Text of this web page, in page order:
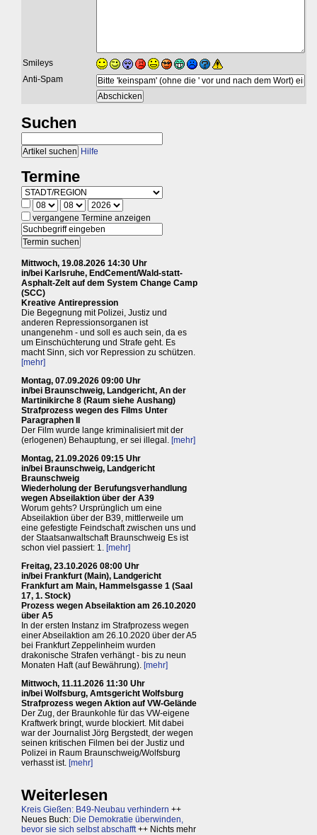
Smileys
Anti-Spam
Suchen
Hilfe
Termine
vergangene Termine anzeigen
Mittwoch, 19.08.2026 14:30 Uhr
in/bei Karlsruhe, EndCement/Wald-statt-
Asphalt-Zelt auf dem System Change Camp
(SCC)
Kreative Antirepression
Die Begegnung mit Polizei, Justiz und
anderen Repressionsorganen ist
unangenehm - und soll es auch sein, da es
um Einschüchterung und Strafe geht. Es
macht Sinn, sich vor Repression zu schützen.
[mehr]
Montag, 07.09.2026 09:00 Uhr
in/bei Braunschweig, Landgericht, An der
Martinikirche 8 (Raum siehe Aushang)
Strafprozess wegen des Films Unter
Paragraphen II
Der Film wurde lange kriminalisiert mit der
(erlogenen) Behauptung, er sei illegal. [mehr]
Montag, 21.09.2026 09:15 Uhr
in/bei Braunschweig, Landgericht
Braunschweig
Wiederholung der Berufungsverhandlung
wegen Abseilaktion über der A39
Worum gehts? Ursprünglich um eine
Abseilaktion über der B39, mittlerweile um
eine gefestigte Feindschaft zwischen uns und
der Staatsanwaltschaft Braunschweig Es ist
schon viel passiert: 1. [mehr]
Freitag, 23.10.2026 08:00 Uhr
in/bei Frankfurt (Main), Landgericht
Frankfurt am Main, Hammelsgasse 1 (Saal
17, 1. Stock)
Prozess wegen Abseilaktion am 26.10.2020
über A5
In der ersten Instanz im Strafprozess wegen
einer Abseilaktion am 26.10.2020 über der A5
bei Frankfurt Zeppelinheim wurden
drakonische Strafen verhängt - bis zu neun
Monaten Haft (auf Bewährung). [mehr]
Mittwoch, 11.11.2026 11:30 Uhr
in/bei Wolfsburg, Amtsgericht Wolfsburg
Strafprozess wegen Aktion auf VW-Gelände
Der Zug, der Braunkohle für das VW-eigene
Kraftwerk bringt, wurde blockiert. Mit dabei
war der Journalist Jörg Bergstedt, der wegen
seinen kritischen Filmen bei der Justiz und
Polizei in Raum Braunschweig/Wolfsburg
verhasst ist. [mehr]
Weiterlesen
Kreis Gießen: B49-Neubau verhindern ++
Neues Buch: Die Demokratie überwinden,
bevor sie sich selbst abschafft++ Nichts mehr